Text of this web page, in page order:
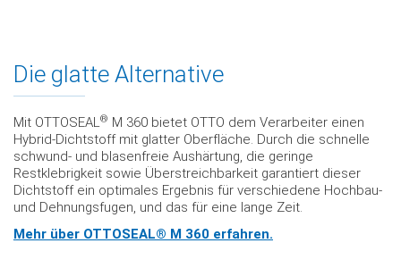
Die glatte Alternative
Mit OTTOSEAL® M 360 bietet OTTO dem Verarbeiter einen
Hybrid-Dichtstoff mit glatter Oberfläche. Durch die schnelle
schwund- und blasenfreie Aushärtung, die geringe
Restklebrigkeit sowie Überstreichbarkeit garantiert dieser
Dichtstoff ein optimales Ergebnis für verschiedene Hochbau-
und Dehnungsfugen, und das für eine lange Zeit.
Mehr über OTTOSEAL® M 360 erfahren.